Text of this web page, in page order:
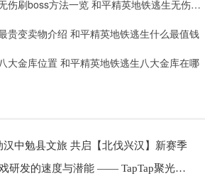
和平精英地铁逃生无伤刷boss方法一览 和平精英地铁逃生无伤boss攻略
贵变卖物介绍 和平精英地铁逃生什么最值钱
大金库位置 和平精英地铁逃生八大金库在哪
汉中勉县文旅 共启【北伐兴汉】新赛季
2天见证新时代游戏研发的速度与潜能 —— TapTap聚光灯48小时GameJam开启报名